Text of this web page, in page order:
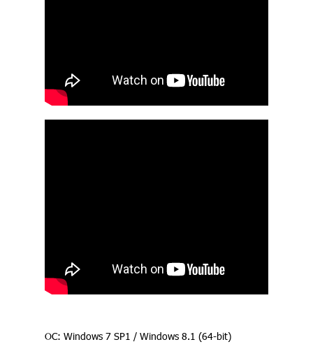
ОС: Windows 7 SP1 / Windows 8.1 (64-bit)